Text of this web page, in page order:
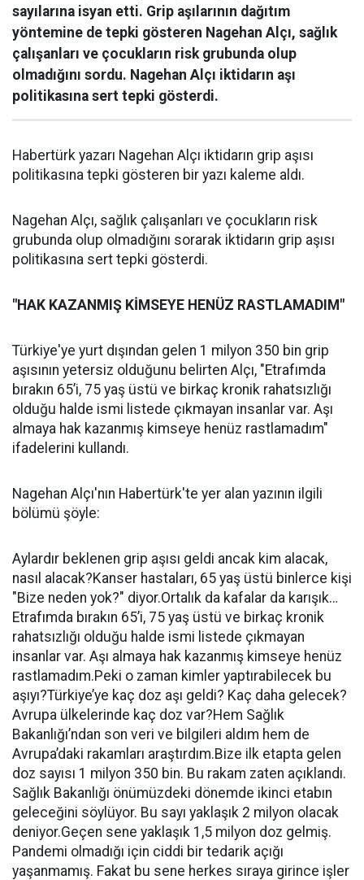
sayılarına isyan etti. Grip aşılarının dağıtım
yöntemine de tepki gösteren Nagehan Alçı, sağlık
çalışanları ve çocukların risk grubunda olup
olmadığını sordu. Nagehan Alçı iktidarın aşı
politikasına sert tepki gösterdi.
Habertürk yazarı Nagehan Alçı iktidarın grip aşısı
politikasına tepki gösteren bir yazı kaleme aldı.
Nagehan Alçı, sağlık çalışanları ve çocukların risk
grubunda olup olmadığını sorarak iktidarın grip aşısı
politikasına sert tepki gösterdi.
"HAK KAZANMIŞ KİMSEYE HENÜZ RASTLAMADIM"
Türkiye'ye yurt dışından gelen 1 milyon 350 bin grip
aşısının yetersiz olduğunu belirten Alçı, "Etrafımda
bırakın 65’i, 75 yaş üstü ve birkaç kronik rahatsızlığı
olduğu halde ismi listede çıkmayan insanlar var. Aşı
almaya hak kazanmış kimseye henüz rastlamadım"
ifadelerini kullandı.
Nagehan Alçı'nın Habertürk'te yer alan yazının ilgili
bölümü şöyle:
Aylardır beklenen grip aşısı geldi ancak kim alacak,
nasıl alacak?Kanser hastaları, 65 yaş üstü binlerce kişi
"Bize neden yok?" diyor.Ortalık da kafalar da karışık…
Etrafımda bırakın 65’i, 75 yaş üstü ve birkaç kronik
rahatsızlığı olduğu halde ismi listede çıkmayan
insanlar var. Aşı almaya hak kazanmış kimseye henüz
rastlamadım.Peki o zaman kimler yaptırabilecek bu
aşıyı?Türkiye’ye kaç doz aşı geldi? Kaç daha gelecek?
Avrupa ülkelerinde kaç doz var?Hem Sağlık
Bakanlığı’ndan son veri ve bilgileri aldım hem de
Avrupa’daki rakamları araştırdım.Bize ilk etapta gelen
doz sayısı 1 milyon 350 bin. Bu rakam zaten açıklandı.
Sağlık Bakanlığı önümüzdeki dönemde ikinci etabın
geleceğini söylüyor. Bu sayı yaklaşık 2 milyon olacak
deniyor.Geçen sene yaklaşık 1,5 milyon doz gelmiş.
Pandemi olmadığı için ciddi bir tedarik açığı
yaşanmamış. Fakat bu sene herkes sıraya girince işler